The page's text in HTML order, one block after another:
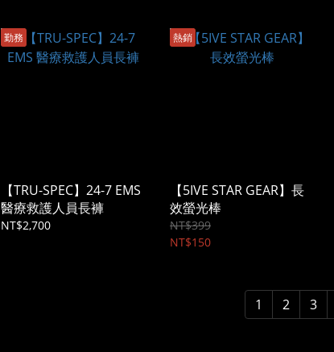
勤務
【TRU-SPEC】24-7 EMS
醫療救護人員長褲
NT$2,700
熱銷
【5IVE STAR GEAR】長
效螢光棒
NT$399
NT$150
1 2 3